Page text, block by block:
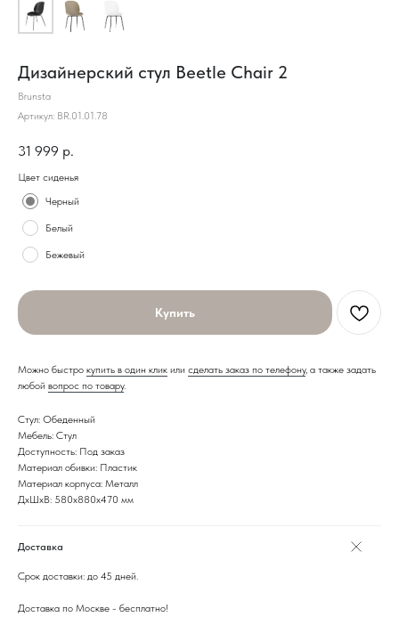
Дизайнерский стул Beetle Chair 2
Brunsta
Артикул: BR.01.01.78
31 999 р.
Цвет сиденья
Черный
Белый
Бежевый
Купить
Можно быстро купить в один клик или сделать заказ по телефону, а также задать
любой вопрос по товару.
Стул: Обеденный
Мебель: Стул
Доступность: Под заказ
Материал обивки: Пластик
Материал корпуса: Металл
ДxШxВ: 580x880x470 мм
Доставка
Срок доставки: до 45 дней.
Доставка по Москве - бесплатно!